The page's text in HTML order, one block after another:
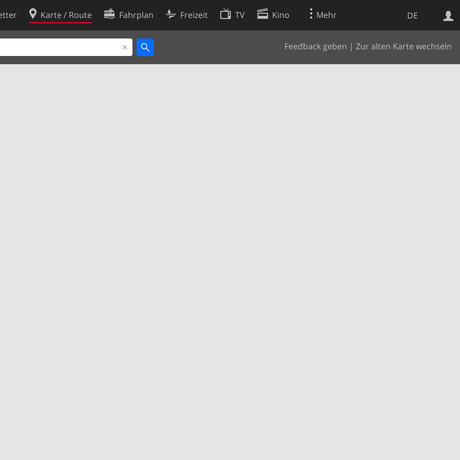
DE
Karte / Route Fahrplan Freizeit TV Kino Mehr
Feedback geben | Zur alten Karte wechseln
Websuche
Cookie-Richtlinie
Cookie-Einstellungen